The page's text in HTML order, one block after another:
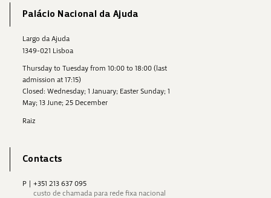
Palácio Nacional da Ajuda
Largo da Ajuda
1349-021 Lisboa
Thursday to Tuesday from 10:00 to 18:00 (last
admission at 17:15)
Closed: Wednesday; 1 January; Easter Sunday; 1
May; 13 June; 25 December
Raiz
Contacts
P
+351 213 637 095
custo de chamada para rede fixa nacional